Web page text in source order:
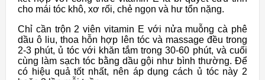
cho mái tóc khô, xơ rối, chẻ ngọn và hư tổn nặng.
Chỉ cần trộn 2 viên vitamin E với nửa muỗng cà phê
dầu ô liu, thoa hỗn hợp lên tóc và massage đều trong
2-3 phút, ủ tóc với khăn tắm trong 30-60 phút, và cuối
cùng làm sạch tóc bằng dầu gội như bình thường. Để
có hiệu quả tốt nhất, nên áp dụng cách ủ tóc này 2